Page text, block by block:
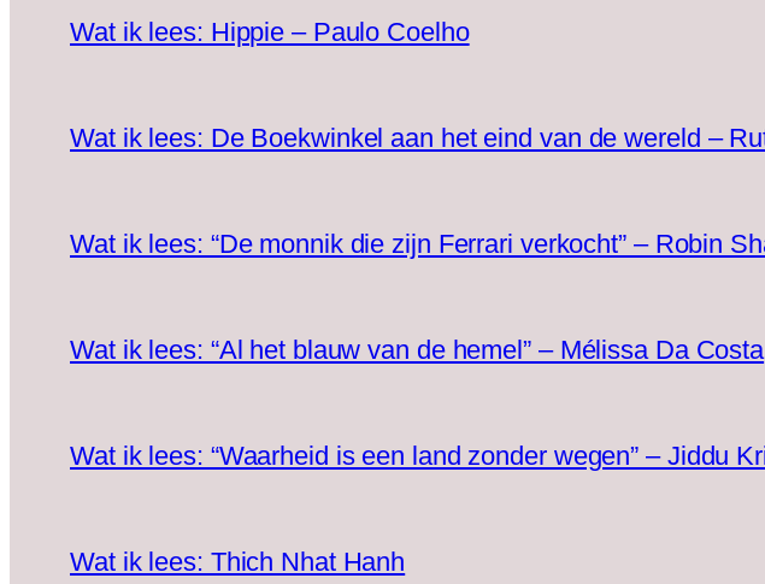
Wat ik lees: Hippie – Paulo Coelho
Wat ik lees: De Boekwinkel aan het eind van de wereld –
Wat ik lees: “De monnik die zijn Ferrari verkocht” – Robin
Wat ik lees: “Al het blauw van de hemel” – Mélissa Da Costa
Wat ik lees: “Waarheid is een land zonder wegen” – Jiddu
Wat ik lees: Thich Nhat Hanh